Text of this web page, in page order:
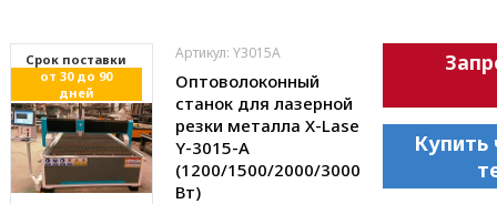
Cрок поставки
от 30 до 90
дней
Артикул: Y3015A
Оптоволоконный
станок для лазерной
резки металла X-Lase
Y-3015-A
(1200/1500/2000/3000
Вт)
Купить